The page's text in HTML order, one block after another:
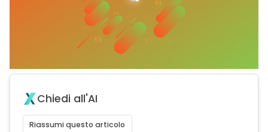
Chiedi all'AI
Riassumi questo articolo